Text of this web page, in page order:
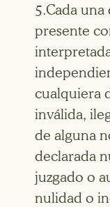
5.Cada una
presente
cualquiera
inválida,
de alguna
declarada
juzgado o
nulidad o